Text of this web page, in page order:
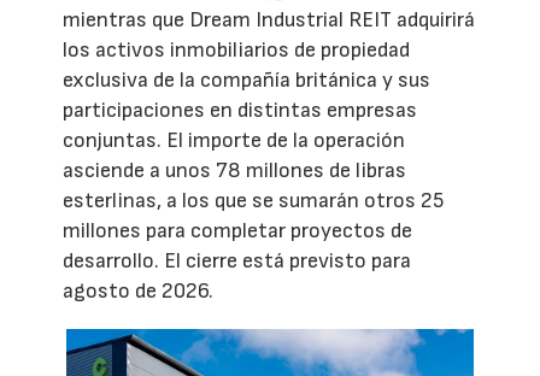
mientras que Dream Industrial REIT adquirirá
los activos inmobiliarios de propiedad
exclusiva de la compañía británica y sus
participaciones en distintas empresas
conjuntas. El importe de la operación
asciende a unos 78 millones de libras
esterlinas, a los que se sumarán otros 25
millones para completar proyectos de
desarrollo. El cierre está previsto para
agosto de 2026.